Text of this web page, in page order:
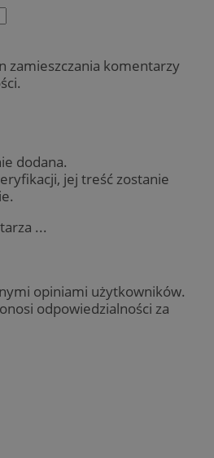
zamieszczania komentarzy
dodana.
jej treść zostanie
...
opiniami użytkowników.
odpowiedzialności za